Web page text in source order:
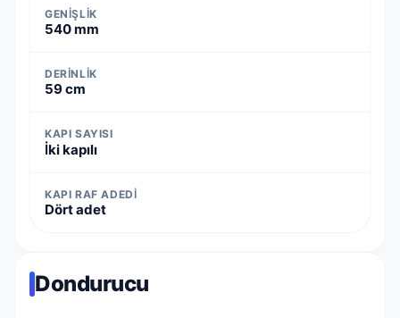
GENIŞLIK
540 mm
DERINLIK
59 cm
KAPI SAYISI
İki kapılı
KAPI RAF ADEDI
Dört adet
Dondurucu